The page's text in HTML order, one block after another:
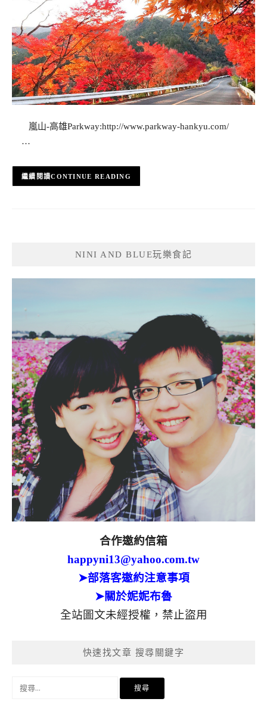
嵐山-高雄Parkway:http://www.parkway-hankyu.com/
…
CONTINUE READING
NINI AND BLUE玩樂食記
合作邀約信箱
happyni13@yahoo.com.tw
➤部落客邀約注意事項
➤關於妮妮布魯
全站圖文未經授權，禁止盜用
快速找文章 搜尋關鍵字